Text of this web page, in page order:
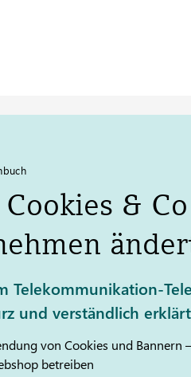
&
Telekommunikation-
und verständlich erklärt
von Cookies und Bannern
betreiben